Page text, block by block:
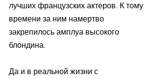
лучших французских актеров. К тому
времени за ним намертво
закрепилось амплуа высокого
блондина.
Да и в реальной жизни с